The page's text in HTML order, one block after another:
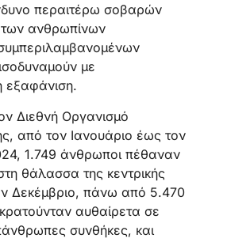
περαιτέρω σοβαρών
ανθρωπίνων
με
εξαφάνιση.
Διεθνή Οργανισμό
από τον Ιανουάριο έως τον
1.749 άνθρωποι πέθαναν
θάλασσα της κεντρικής
Δεκέμβριο, πάνω από 5.470
αυθαίρετα σε
συνθήκες, και